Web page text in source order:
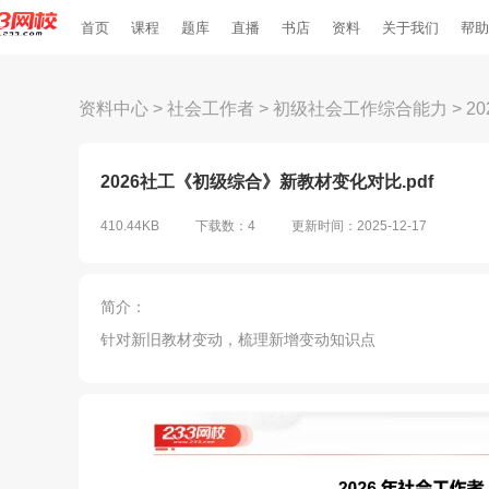
首页 课程 题库 直播 书店 资料 关于我们 帮
资料中心 > 社会工作者 > 初级社会工作综合能力 >
2026社工《初级综合》新教材变化对比.pdf
410.44KB 下载数：4 更新时间：2025-12-17
简介：
针对新旧教材变动，梳理新增变动知识点